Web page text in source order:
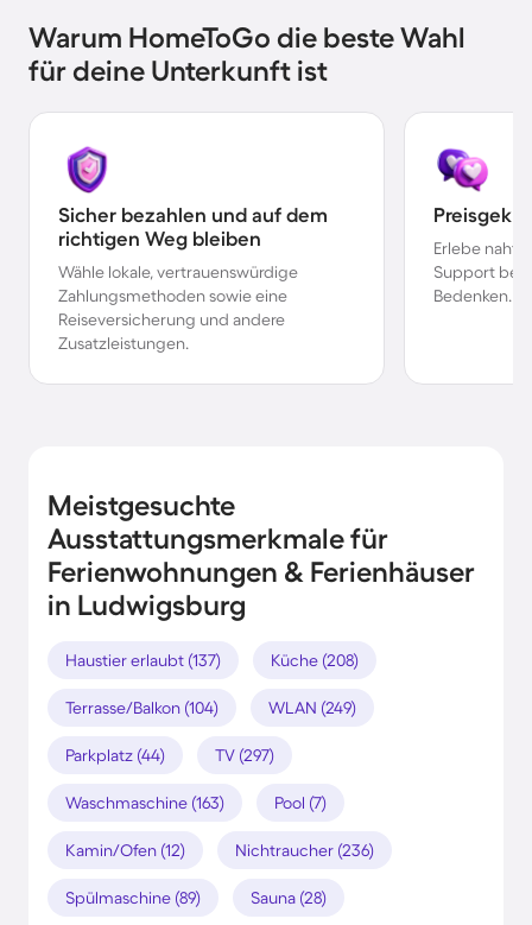
Warum HomeToGo die beste Wahl
für deine Unterkunft ist
Sicher bezahlen und auf dem
richtigen Weg bleiben
Wähle lokale, vertrauenswürdige
Zahlungsmethoden sowie eine
Reiseversicherung und andere
Zusatzleistungen.
Erlebe
Support bei
Bedenken.
Meistgesuchte
Ausstattungsmerkmale für
Ferienwohnungen & Ferienhäuser
in Ludwigsburg
Haustier erlaubt (137) Küche (208)
Terrasse/Balkon (104) WLAN (249)
Parkplatz (44) TV (297)
Waschmaschine (163) Pool (7)
Kamin/Ofen (12) Nichtraucher (236)
Spülmaschine (89) Sauna (28)